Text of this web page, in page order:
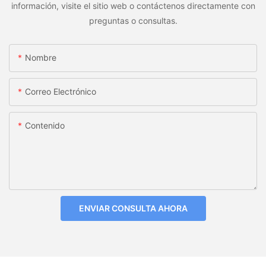
información, visite el sitio web o contáctenos directamente con
preguntas o consultas.
Nombre
Correo Electrónico
Contenido
ENVIAR CONSULTA AHORA